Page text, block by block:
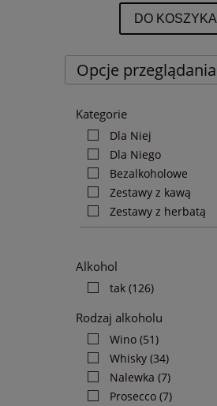
DO KOSZYKA
Opcje przeglądania
Kategorie
Dla Niej
Dla Niego
Bezalkoholowe
Zestawy z kawą
Zestawy z herbatą
Alkohol
tak (126)
Rodzaj alkoholu
Wino (51)
Whisky (34)
Nalewka (7)
Prosecco (7)